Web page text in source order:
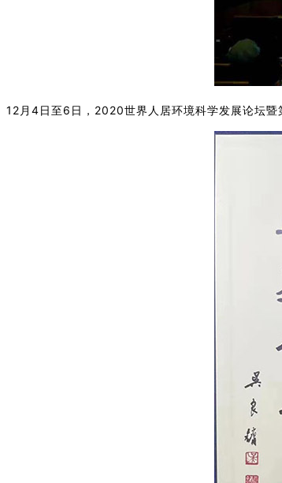
12月4日至6日，2020世界人居环境科学发展论坛暨